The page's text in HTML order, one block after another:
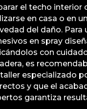
el techo interior
en casa o en
del daño.
en spray
con
es
especializado
y que el
garantiza